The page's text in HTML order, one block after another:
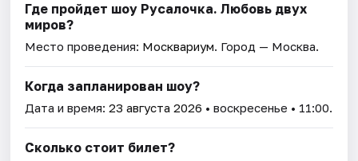
Где пройдет шоу Русалочка. Любовь двух
миров?
Место проведения: Москвариум. Город — Москва.
Когда запланирован шоу?
Дата и время:23 августа 2026 • воскресенье • 11:00.
Сколько стоит билет?